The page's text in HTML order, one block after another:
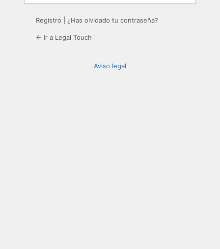
Registro ¿Has olvidado tu contraseña?
← Ir a Legal Touch
Aviso legal